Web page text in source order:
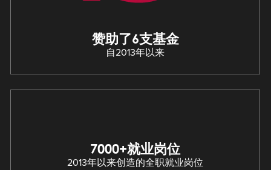
赞助了6支基金
自2013年以来
7000+就业岗位
2013年以来创造的全职就业岗位